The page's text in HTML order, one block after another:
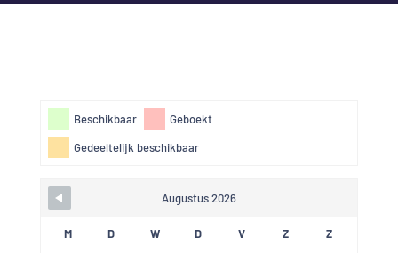
Beschikbaar
Geboekt
Gedeeltelijk beschikbaar
Augustus 2026
M D W D V Z Z